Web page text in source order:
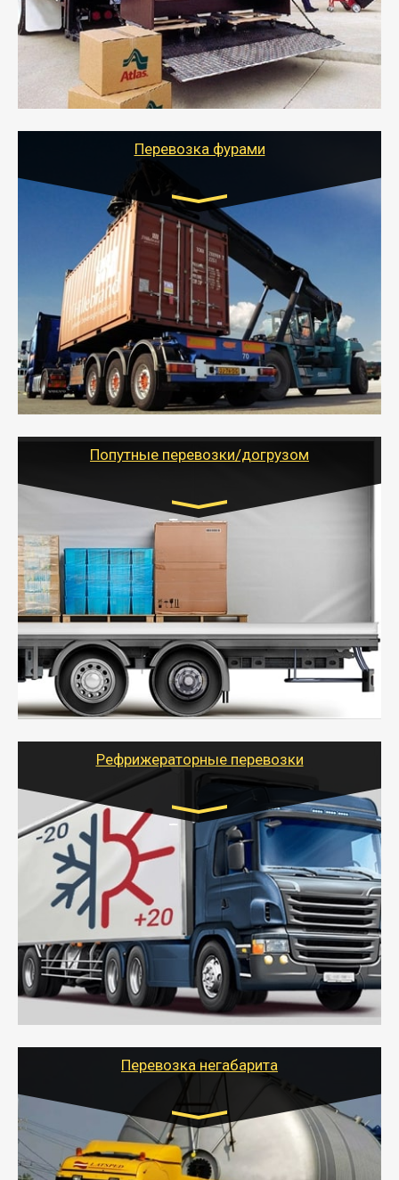
- Служебный или военный переезд может быть на
отдельном авто или догрузом (по меньшей
стоимости).
- Тайгер Логистик подберет автотранспорт, быстро и
качественно организует переезд к новому месту
службы или работы с гарантией сохранности груза и
оформлением документов, подтверждающих
Перевозка фурами
Транспорт:
Еврофура Тент от 5 до 10 тонн
грузоподъемность
от 10 000 руб. Возможен догруз
- Доставка фурой до 20 т возможна для больших
объемов грузов, упакованных в коробки, мешки,
паллеты и россыпью в самые отдаленные места
России с гарантией полной сохранности.
- Тайгер Логистик предоставляет услуги по
грузоперевозкам для физических и юридических лиц
Попутные перевозки/догрузом
Транспорт:
Газель (1,5 и 3 тонны), Бычок, Еврофура от 5 до
10 тонн
от 5000 руб. Возможен догруз
- Экономный способ доставить вещи от 200 кг в
другой город - догрузом или попутно. Попутные
грузоперевозки для физлиц, ИП и юрлиц обходятся
дешевле.
- Тайгер Логистик организует доставку
крупногабаритных и личных вещей по нужному
для погрузочно-разгрузочных работ при перевозке.
Рефрижераторные перевозки
Транспорт:
Газель (1,5 и 3 тонны), Бычок, Еврофура от 5 до
10 тонн
от 6000 руб.
- Рефрижераторные перевозки грузов с
соблюдением температурного режима, работающим
термописцем, санитарной обработкой кузова и мед.
книжкой у водителя.
- Тайгер Логистик поможет быстро перевезти
скоропортящиеся продукты в любой город России с
Перевозка негабарита
Цена за км. Рассчитывается
индивидуально